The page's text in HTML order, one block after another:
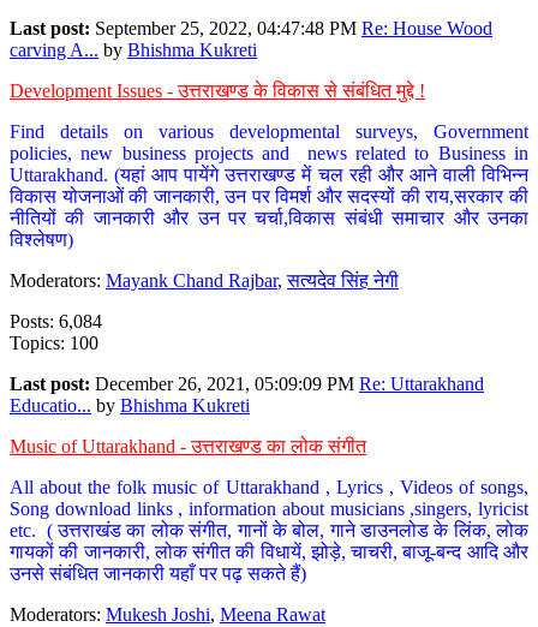
Last post: September 25, 2022, 04:47:48 PM Re: House Wood
carving A... by Bhishma Kukreti
Development Issues - उत्तराखण्ड के विकास से संबंधित मुद्दे !
Find details on various developmental surveys, Government
policies, new business projects and news related to Business in
Uttarakhand. (यहां आप पायेंगे उत्तराखण्ड में चल रही और आने वाली विभिन्न
विकास योजनाओं की जानकारी, उन पर विमर्श और सदस्यों की राय,सरकार की
नीतियों की जानकारी और उन पर चर्चा,विकास संबंधी समाचार और उनका
विश्लेषण)
Moderators: Mayank Chand Rajbar,सत्यदेव सिंह नेगी
Posts: 6,084
Topics: 100
Last post: December 26, 2021, 05:09:09 PM Re: Uttarakhand
Educatio... by Bhishma Kukreti
Music of Uttarakhand - उत्तराखण्ड का लोक संगीत
All about the folk music of Uttarakhand , Lyrics , Videos of songs,
Song download links , information about musicians ,singers, lyricist
etc. ( उत्तराखंड का लोक संगीत, गानों के बोल, गाने डाउनलोड के लिंक, लोक
गायकों की जानकारी, लोक संगीत की विधायें, झोड़े, चाचरी, बाजू-बन्द आदि और
उनसे संबंधित जानकारी यहाँ पर पढ़ सकते हैं)
Moderators: Mukesh Joshi, Meena Rawat